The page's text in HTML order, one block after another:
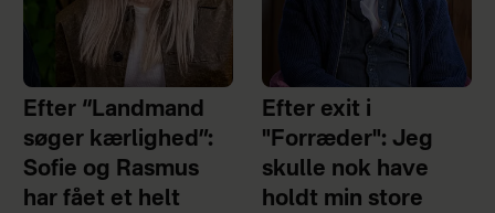
Efter “Landmand
søger kærlighed”:
Sofie og Rasmus
har fået et helt
Efter exit i
"Forræder": Jeg
skulle nok have
holdt min store